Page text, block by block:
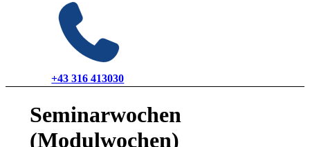
+43 316 413030
Seminarwochen
(Modulwochen)